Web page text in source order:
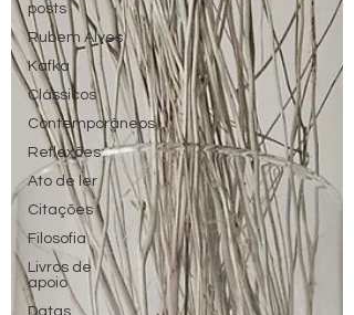
posts
Rubem Alves
Kafka
Clássicos
Contemporâneos
Reflexões
Ato de ler
Citações
Filosofia
Livros de
apoio
Datas